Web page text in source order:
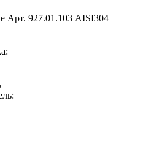
Арт. 927.01.103 AISI304